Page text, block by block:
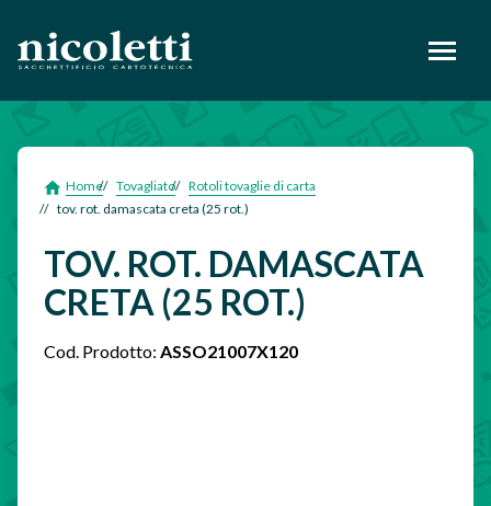
footer
Home Tovagliato
Rotoli tovaglie di carta
tov. rot. damascata creta (25 rot.)
TOV. ROT. DAMASCATA
CRETA (25 ROT.)
Cod. Prodotto: ASSO21007X120